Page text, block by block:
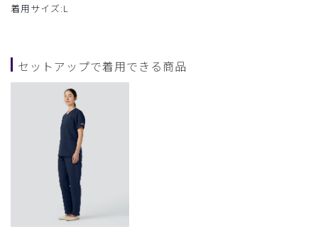
着用サイズ:L
セットアップで着用できる商品